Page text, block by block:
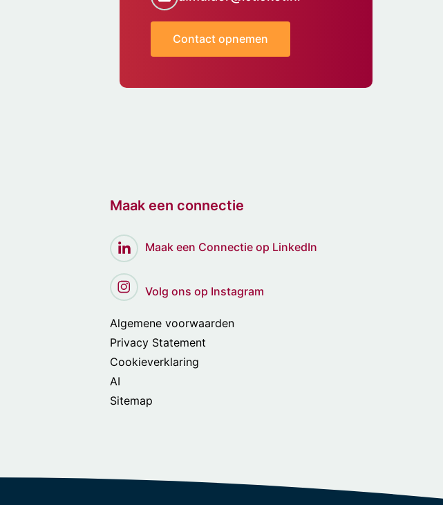
Contact opnemen
Maak een connectie
Maak een Connectie op LinkedIn
Volg ons op Instagram
Algemene voorwaarden
Privacy Statement
Cookieverklaring
AI
Sitemap